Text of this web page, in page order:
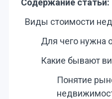
Содержание статьи:
Виды стоимости
Для чего нужна
Какие бывают
Понятие